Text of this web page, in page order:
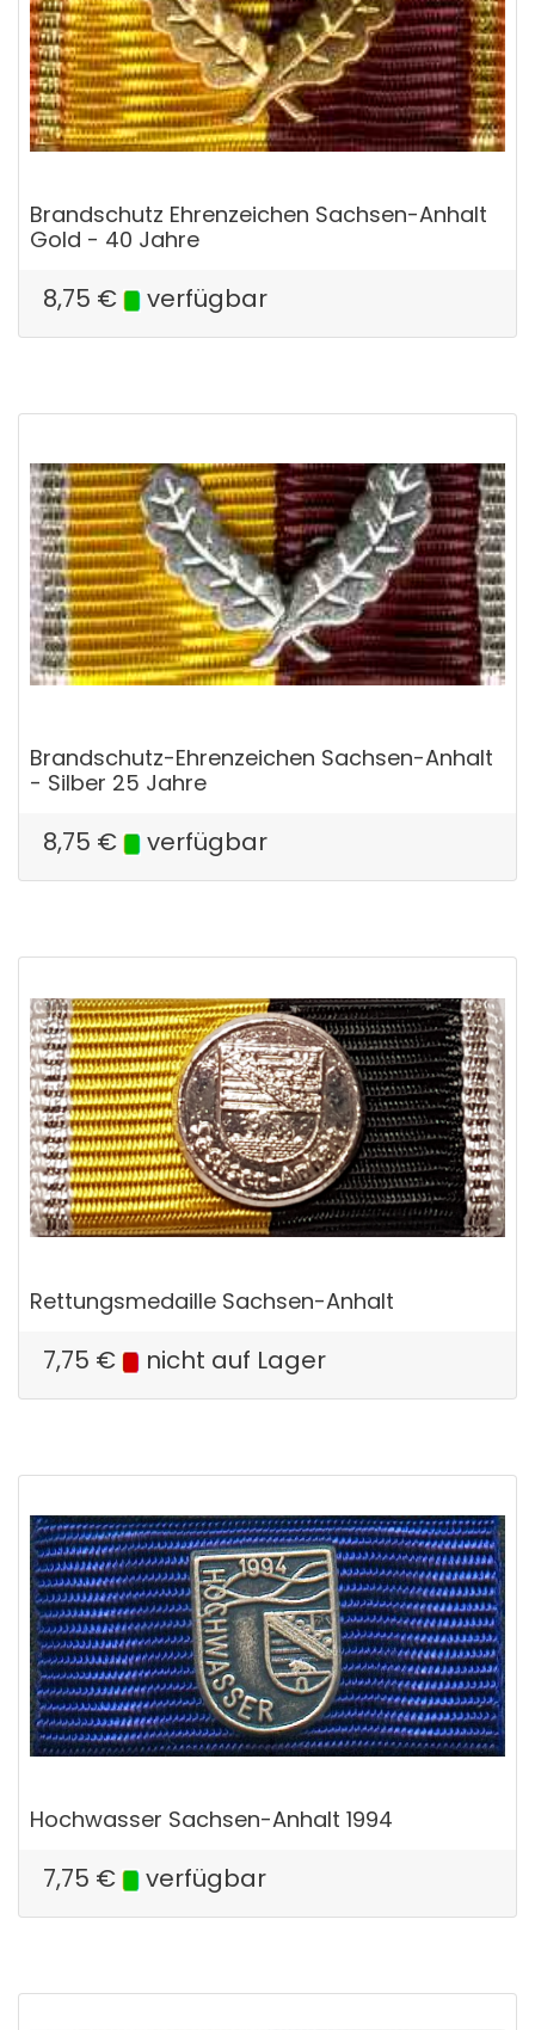
Brandschutz Ehrenzeichen Sachsen-Anhalt
Gold - 40 Jahre
8,75 € verfügbar
Brandschutz-Ehrenzeichen Sachsen-Anhalt
- Silber 25 Jahre
8,75 € verfügbar
Rettungsmedaille Sachsen-Anhalt
7,75 € nicht auf Lager
Hochwasser Sachsen-Anhalt 1994
7,75 € verfügbar